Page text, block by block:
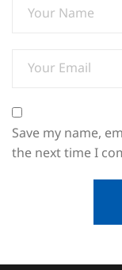
Save my name,
the next time I